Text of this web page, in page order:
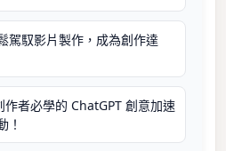
駕馭影片製作，成為創作達
者必學的 ChatGPT 創意加速
！